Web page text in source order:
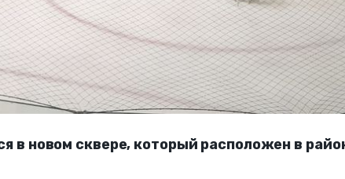
в новом сквере, который расположен в